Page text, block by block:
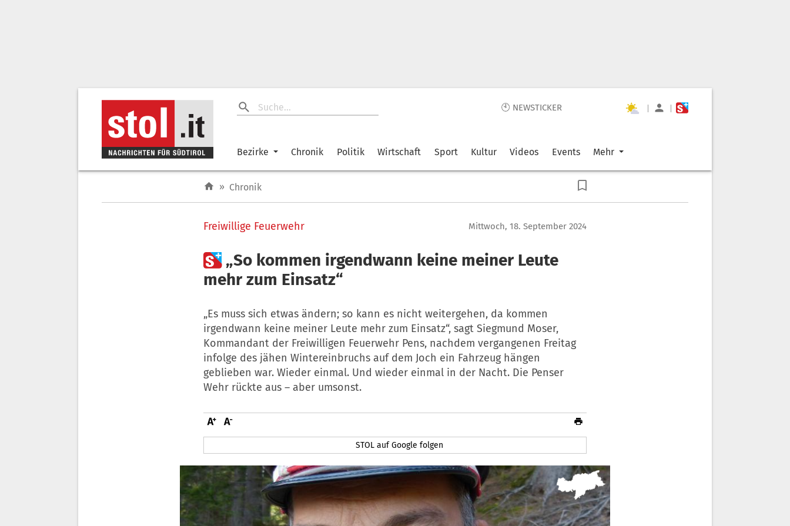
🕙 NEWSTICKER | |
Bezirke Chronik Politik Wirtschaft Sport Kultur Videos Events Mehr
» Chronik
Freiwillige Feuerwehr Mittwoch, 18. September 2024
 „So kommen irgendwann keine meiner Leute
mehr zum Einsatz“
„Es muss sich etwas ändern; so kann es nicht weitergehen, da kommen
irgendwann keine meiner Leute mehr zum Einsatz“, sagt Siegmund Moser,
Kommandant der Freiwilligen Feuerwehr Pens, nachdem vergangenen Freitag
infolge des jähen Wintereinbruchs auf dem Joch ein Fahrzeug hängen
geblieben war. Wieder einmal. Und wieder einmal in der Nacht. Die Penser
Wehr rückte aus – aber umsonst.
STOL auf Google folgen